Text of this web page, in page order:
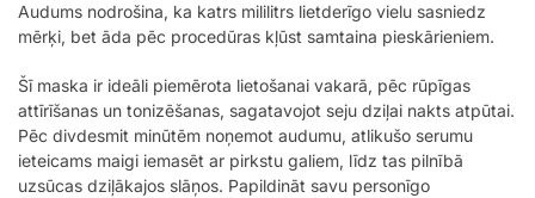
Audums nodrošina, ka katrs mililitrs lietderīgo vielu sasniedz
mērķi, bet āda pēc procedūras kļūst samtaina pieskārieniem.
Šī maska ir ideāli piemērota lietošanai vakarā, pēc rūpīgas
attīrīšanas un tonizēšanas, sagatavojot seju dziļai nakts atpūtai.
Pēc divdesmit minūtēm noņemot audumu, atlikušo serumu
ieteicams maigi iemasēt ar pirkstu galiem, līdz tas pilnībā
uzsūcas dziļākajos slāņos. Papildināt savu personīgo